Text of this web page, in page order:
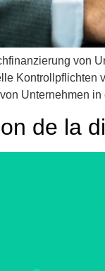
von
Kontrollpflichten
Unternehmen in
de la